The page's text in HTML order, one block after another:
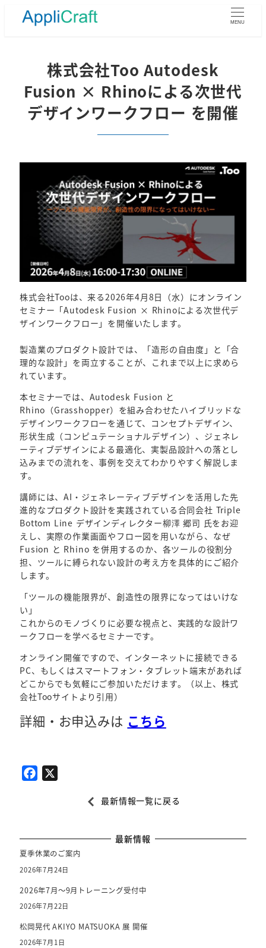
MENU
株式会社Too Autodesk
Fusion × Rhinoによる次世代
デザインワークフロー を開催
株式会社Tooは、来る2026年4月8日（水）にオンライン
セミナー「Autodesk Fusion × Rhinoによる次世代デ
ザインワークフロー」を開催いたします。
製造業のプロダクト設計では、「造形の自由度」と「合
理的な設計」を両立することが、これまで以上に求めら
れています。
本セミナーでは、Autodesk Fusion と
Rhino（Grasshopper）を組み合わせたハイブリッドな
デザインワークフローを通じて、コンセプトデザイン、
形状生成（コンピュテーショナルデザイン）、ジェネレ
ーティブデザインによる最適化、実製品設計への落とし
込みまでの流れを、事例を交えてわかりやすく解説しま
す。
講師には、AI・ジェネレーティブデザインを活用した先
進的なプロダクト設計を実践されている合同会社 Triple
Bottom Line デザインディレクター柳澤 郷司 氏をお迎
えし、実際の作業画面やフロー図を用いながら、なぜ
Fusion と Rhino を併用するのか、各ツールの役割分
担、ツールに縛られない設計の考え方を具体的にご紹介
します。
「ツールの機能限界が、創造性の限界になってはいけな
い」
これからのモノづくりに必要な視点と、実践的な設計ワ
ークフローを学べるセミナーです。
オンライン開催ですので、インターネットに接続できる
PC、もしくはスマートフォン・タブレット端末があれば
どこからでも気軽にご参加いただけます。（以上、株式
会社Tooサイトより引用）
詳細・お申込みは こちら
o
o
最新情報一覧に戻る
最新情報
夏季休業のご案内
2026年7月24日
2026年7月～9月トレーニング受付中
2026年7月22日
松岡晃代 AKIYO MATSUOKA 展 開催
2026年7月1日